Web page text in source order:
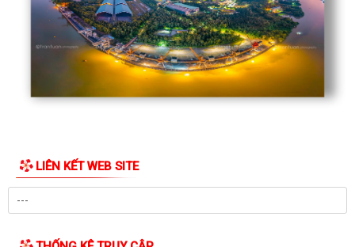
Tổ chức Triển lãm Công nghệ, Máy móc Nông nghiệp Quốc tế Việt Nam
năm 2026 tại Thành phố Hồ Chí Minh
Chủ động ứng phó với mưa lớn, lũ, ngập lụt, lũ quét, sạt lở đất, lốc, sét,
XIN Ý KIẾN THAM GIA VÀO DỰ THẢO TỜ TRÌNH, QUYẾT ĐỊNH BÃI BỎ
CÁC VĂN BẢN QUY PHẠM PHÁP LUẬT DO ỦY...
BAN CHỈ HUY QUÂN SỰ PHƯỜNG CHÍ LINH RA QUÂN DỌN VỆ SINH
LIÊN KẾT WEB SITE